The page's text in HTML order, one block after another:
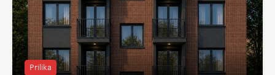
Prilika